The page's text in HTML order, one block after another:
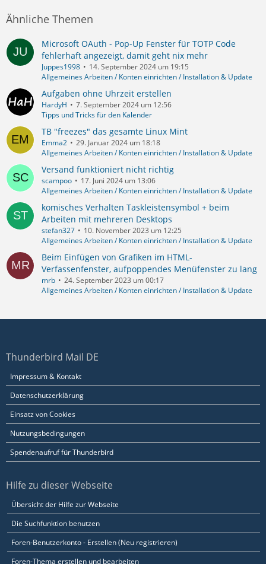
Ähnliche Themen
Microsoft OAuth - Pop-Up Fenster für TOTP Code
fehlerhaft angezeigt, damit geht nix mehr
Juppes1998
14. September 2024 um 19:15
Allgemeines Arbeiten / Konten einrichten / Installation & Update
Aufgaben ohne Uhrzeit erstellen
HardyH
7. September 2024 um 12:56
Tipps und Tricks für den Kalender
TB "freezes" das gesamte Linux Mint
Emma2
29. Januar 2024 um 18:18
Allgemeines Arbeiten / Konten einrichten / Installation & Update
Versand funktioniert nicht richtig
scampoo
17. Juni 2024 um 13:06
Allgemeines Arbeiten / Konten einrichten / Installation & Update
komisches Verhalten Taskleistensymbol + beim
Arbeiten mit mehreren Desktops
stefan327
10. November 2023 um 12:25
Allgemeines Arbeiten / Konten einrichten / Installation & Update
Beim Einfügen von Grafiken im HTML-
Verfassenfenster, aufpoppendes Menüfenster zu lang
mrb
24. September 2023 um 00:17
Allgemeines Arbeiten / Konten einrichten / Installation & Update
Thunderbird Mail DE
Impressum & Kontakt
Datenschutzerklärung
Einsatz von Cookies
Nutzungsbedingungen
Spendenaufruf für Thunderbird
Hilfe zu dieser Webseite
Übersicht der Hilfe zur Webseite
Die Suchfunktion benutzen
Foren-Benutzerkonto - Erstellen (Neu registrieren)
Foren-Thema erstellen und bearbeiten